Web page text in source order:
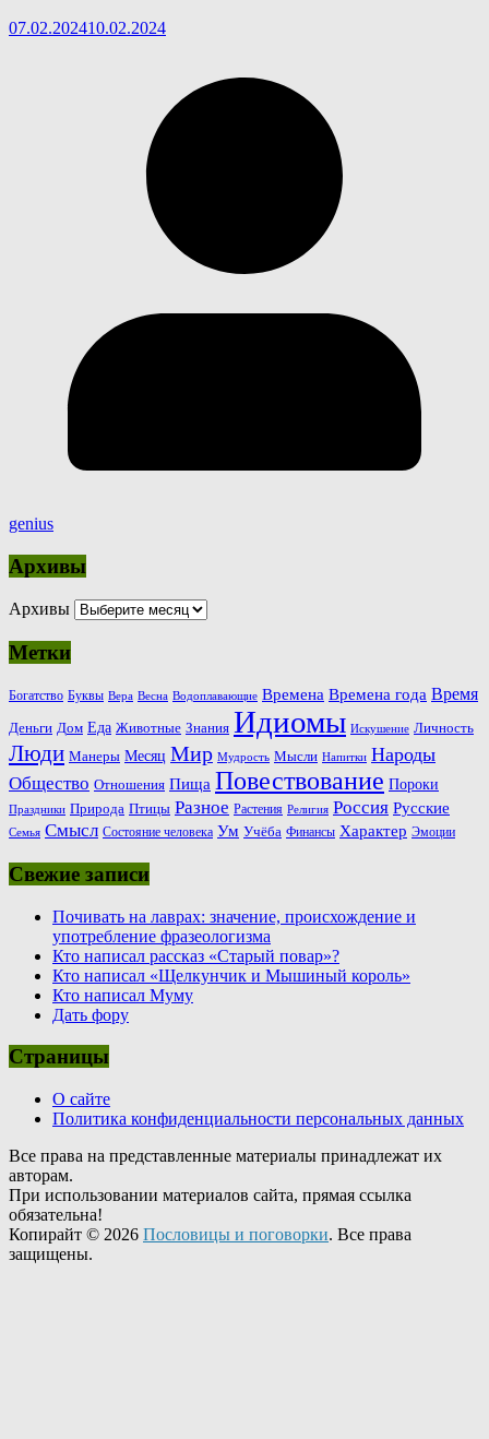
07.02.202410.02.2024
genius
Архивы
Архивы
Метки
Богатство Буквы Вера Весна Водоплавающие Времена Времена года Время
Деньги Дом Еда Животные Знания Идиомы Искушение Личность
Люди Манеры Месяц Мир Мудрость Мысли Напитки Народы
Общество Отношения Пища Повествование Пороки
Праздники Природа Птицы Разное Растения Религия Россия Русские
Семья Смысл Состояние человека Ум Учёба Финансы Характер Эмоции
Свежие записи
Почивать на лаврах: значение, происхождение и
употребление фразеологизма
Кто написал рассказ «Старый повар»?
Кто написал «Щелкунчик и Мышиный король»
Кто написал Муму
Дать фору
Страницы
О сайте
Политика конфиденциальности персональных данных
Все права на представленные материалы принадлежат их
авторам.
При использовании материалов сайта, прямая ссылка
обязательна!
Копирайт © 2026 Пословицы и поговорки. Все права
защищены.